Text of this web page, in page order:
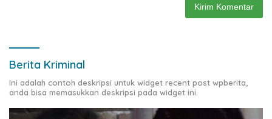
Berita Kriminal
Ini adalah contoh deskripsi untuk widget recent post wpberita,
anda bisa memasukkan deskripsi pada widget ini.